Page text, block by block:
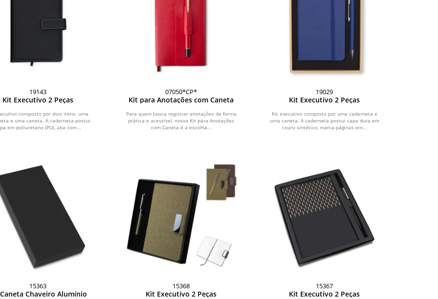
19143
Kit Executivo 2 Peças
composto por dois itens: uma
e uma caneta. A caderneta possui
em poliuretano (PU), aba com...
07050*CP*
Kit para Anotações com Caneta
Para quem busca registrar anotações de forma
prática e acessível, nosso Kit para Anotações
com Caneta é a escolha...
19029
Kit Executivo 2 Peças
Kit executivo composto por uma caderneta e
uma caneta. A caderneta possui capa dura em
couro sintético, marca-páginas em...
15363
Chaveiro Alumínio
15368
Kit Executivo 2 Peças
15367
Kit Executivo 2 Peças